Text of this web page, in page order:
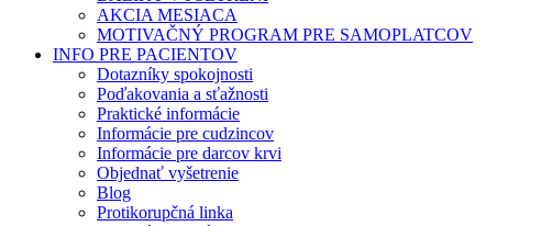
AKCIA MESIACA
MOTIVAČNÝ PROGRAM PRE SAMOPLATCOV
INFO PRE PACIENTOV
Dotazníky spokojnosti
Poďakovania a sťažnosti
Praktické informácie
Informácie pre cudzincov
Informácie pre darcov krvi
Objednať vyšetrenie
Blog
Protikorupčná linka